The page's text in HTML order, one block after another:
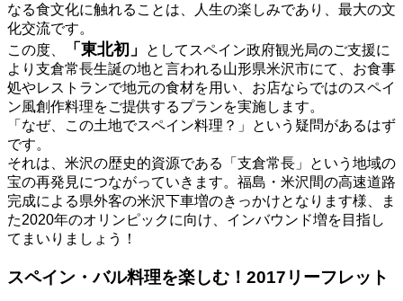
なる食文化に触れることは、人生の楽しみであり、最大の文
化交流です。
この度、
「東北初」
としてスペイン政府観光局のご支援に
より支倉常長生誕の地と言われる山形県米沢市にて、お食事
処やレストランで地元の食材を用い、お店ならではのスペイ
ン風創作料理をご提供するプランを実施します。
「なぜ、この土地でスペイン料理？」という疑問があるはず
です。
それは、米沢の歴史的資源である「支倉常長」という地域の
宝の再発見につながっていきます。福島・米沢間の高速道路
完成による県外客の米沢下車増のきっかけとなります様、ま
た2020年のオリンピックに向け、インバウンド増を目指し
てまいりましょう！
スペイン・バル料理を楽しむ！2017リーフレット